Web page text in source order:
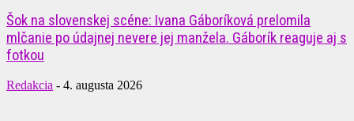
Šok na slovenskej scéne: Ivana Gáboríková prelomila
mlčanie po údajnej nevere jej manžela. Gáborík reaguje aj s
fotkou
Redakcia - 4. augusta 2026